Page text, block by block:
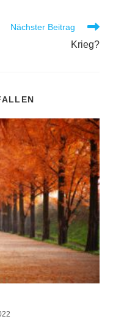
Nächster Beitrag
Krieg?